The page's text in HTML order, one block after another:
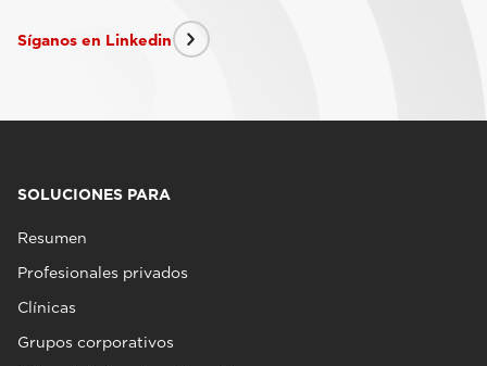
Síganos en Linkedin
SOLUCIONES PARA
Resumen
Profesionales privados
Clínicas
Grupos corporativos